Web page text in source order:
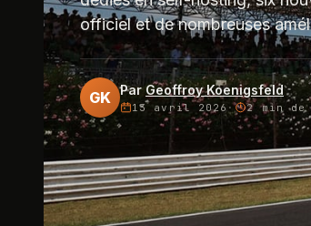
officiel et de nombreuses
GK Par Geoffroy Koenigsfeld
13 avril 2026 · 2 min de